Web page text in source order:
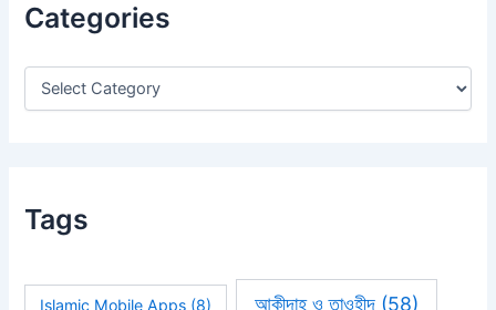
f
r
Categories
Tags
Islamic Mobile Apps (8) আকীদাহ ও তাওহীদ(58)